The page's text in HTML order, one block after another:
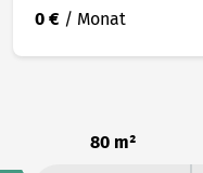
0 € / Monat
80 m²